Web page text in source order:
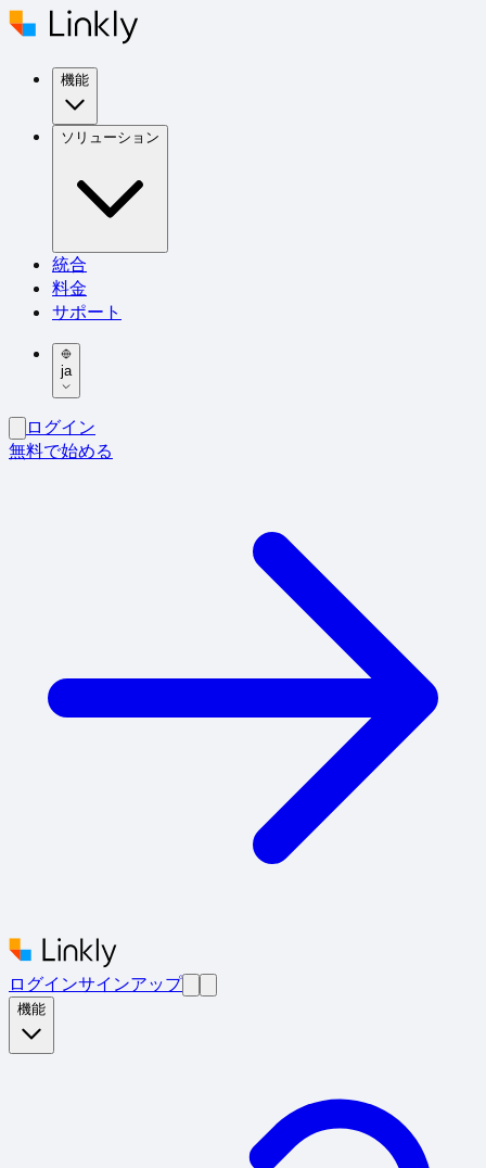
機能
ソリューション
統合
料金
サポート
ja
ログイン
無料で始める
ログインサインアップ
機能